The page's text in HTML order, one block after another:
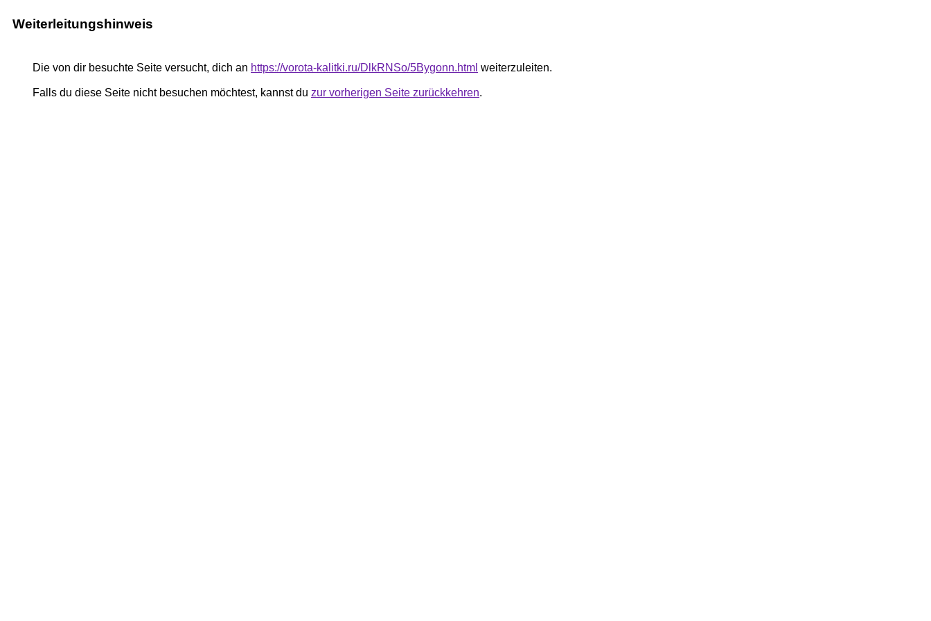
Weiterleitungshinweis
Die von dir besuchte Seite versucht, dich an https://vorota-kalitki.ru/DlkRNSo/5Bygonn.html weiterzuleiten.
Falls du diese Seite nicht besuchen möchtest, kannst du zur vorherigen Seite zurückkehren.